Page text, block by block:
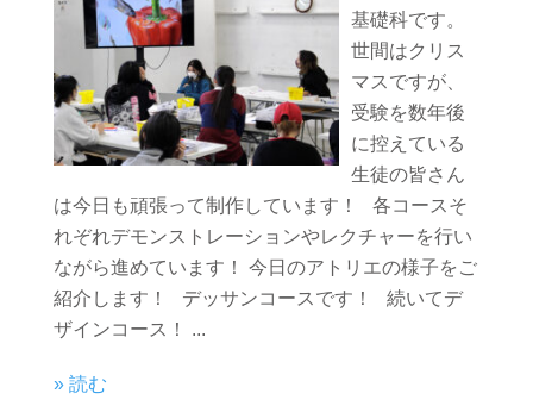
基礎科です。
世間はクリス
マスですが、
受験を数年後
に控えている
生徒の皆さん
は今日も頑張って制作しています！ 各コースそ
れぞれデモンストレーションやレクチャーを行い
ながら進めています！ 今日のアトリエの様子をご
紹介します！ デッサンコースです！ 続いてデ
ザインコース！ ...
» 読む